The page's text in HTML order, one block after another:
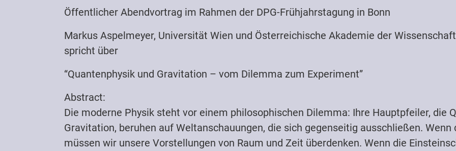
Physiker:innen / Wissenschaftler:innen
Presse / Medien
Öffentlicher Abendvortrag im Rahmen der DPG-Frühjahrstagung in Bonn
Markus Aspelmeyer, Universität Wien und Österreichische Akademie der
spricht über
“Quantenphysik und Gravitation – vom Dilemma zum Experiment”
Abstract:
Die moderne Physik steht vor einem philosophischen Dilemma: Ihre Hauptpfeiler, die
Gravitation, beruhen auf Weltanschauungen, die sich gegenseitig ausschließen.
müssen wir unsere Vorstellungen von Raum und Zeit überdenken. Wenn die